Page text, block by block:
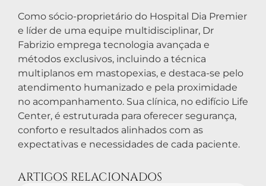
Como sócio-proprietário do Hospital Dia Premier
e líder de uma equipe multidisciplinar, Dr
Fabrizio emprega tecnologia avançada e
métodos exclusivos, incluindo a técnica
multiplanos em mastopexias, e destaca-se pelo
atendimento humanizado e pela proximidade
no acompanhamento. Sua clínica, no edifício Life
Center, é estruturada para oferecer segurança,
conforto e resultados alinhados com as
expectativas e necessidades de cada paciente.
ARTIGOS RELACIONADOS